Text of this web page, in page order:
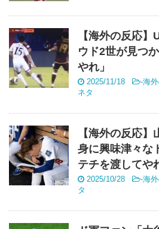
【海外の反応
ウド2世が見つ
やれ」
2025/11/18 -海
ネタ
【海外の反応
身に興味津々な
テチを渡してや
2025/10/28 -海
タ